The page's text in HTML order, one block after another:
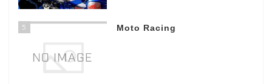
5 Moto Racing